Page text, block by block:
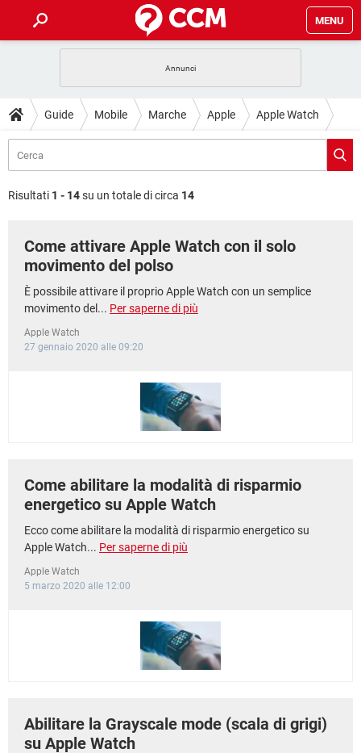
MENU
INTRATTENIMENTO ANDROID
INSTAGRAM WHATSAPP
TIKTOK FACEBOOK
GUIDE
COVID-19 GAMING
INTRATTENIMENTO
iOS
TIKTOK FACEBOOK
HARDWARE
DOWNLOAD
COVID-19 GAMING
INTRATTENIMENTO ANDROID
INSTAGRAM
TIKTOK FACEBOOK
HARDWARE
INTRATTENIMENTO ANDROID
iOS
INSTAGRAM WHATSAPP
HARDWARE
COVID-19
INTRATTENIMENTO ANDROID
iOS WINDOWS 10
INSTAGRAM
Guide Mobile Marche Apple Apple Watch
Risultati 1 - 14su un totale di circa 14
Come attivare Apple Watch con il solo
movimento del polso
È possibile attivare il proprio Apple Watch con un semplice
movimento del... Per saperne di più
Apple Watch
27 gennaio 2020 alle 09:20
Come abilitare la modalità di risparmio
energetico su Apple Watch
Ecco come abilitare la modalità di risparmio energetico su
Apple Watch... Per saperne di più
Apple Watch
5 marzo 2020 alle 12:00
Abilitare la Grayscale mode (scala di grigi)
su Apple Watch